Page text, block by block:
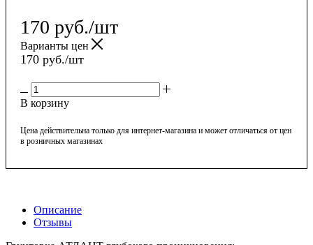
170 руб./шт
Варианты цен
170 руб./шт
В корзину
Цена действительна только для интернет-магазина и может отличаться от цен
в розничных магазинах
Описание
Отзывы